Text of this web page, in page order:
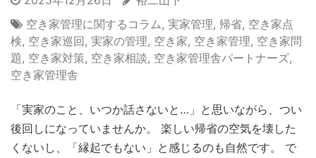
空き家管理に関するコラム , 実家管理, 帰省, 空き家点
検, 空き家巡回 , 実家の管理, 空き家, 空き家管理, 空き家問
題 , 空き家対策, 空き家相談, 空き家管理舎パートナーズ,
空き家管理舎
「実家のこと、いつか話さないと…」と思いながら、つい
後回しになっていませんか。 楽しい帰省の空気を壊した
くないし、「縁起でもない」と感じるのも自然です。 で